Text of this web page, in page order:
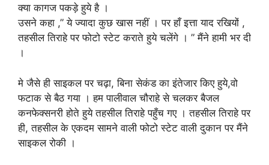
क्या कागज पकड़े हुये है ।
उसने कहा ,” ये ज्यादा कुछ खास नहीं । पर हाँ इत्ता याद रखियों ,
तहसील तिराहे पर फोटो स्टेट कराते हुये चलेंगे । ” मैंने हामी भर दी
।
मे जैसे ही साइकल पर चढ़ा, बिना सेकंड का इंतेजार किए हुये,वो
फटाक से बैठ गया । हम पालीवाल चौराहे से चलकर बैजल
कनफेक्सनरी होते हुये तहसील तिराहे पहुँच गए । तहसील तिराहे पर
ही, तहसील के एकदम सामने वाली फोटो स्टेट वाली दुकान पर मैंने
साइकल रोकी ।